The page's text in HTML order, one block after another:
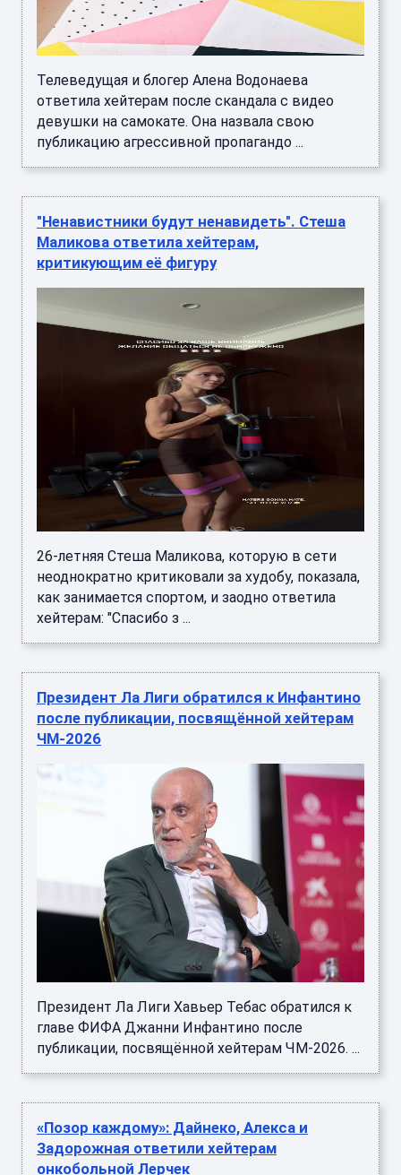
Телеведущая и блогер Алена Водонаева
ответила хейтерам после скандала с видео
девушки на самокате. Она назвала свою
публикацию агрессивной пропагандо ...
"Ненавистники будут ненавидеть". Стеша
Маликова ответила хейтерам,
критикующим её фигуру
26-летняя Стеша Маликова, которую в сети
неоднократно критиковали за худобу, показала,
как занимается спортом, и заодно ответила
хейтерам: "Спасибо з ...
Президент Ла Лиги обратился к Инфантино
после публикации, посвящённой хейтерам
ЧМ-2026
Президент Ла Лиги Хавьер Тебас обратился к
главе ФИФА Джанни Инфантино после
публикации, посвящённой хейтерам ЧМ-2026. ...
«Позор каждому»: Дайнеко, Алекса и
Задорожная ответили хейтерам
онкобольной Лерчек